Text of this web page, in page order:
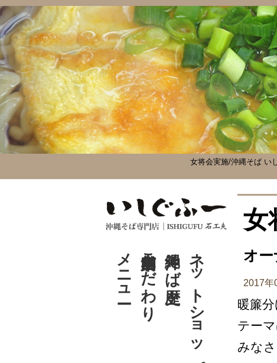
女将会実施/沖縄そば い
女
オ
2017年
暖簾
テー
みなさ
メニューこだわり 沖縄そば歴史 ネットショップ